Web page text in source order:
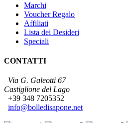
Marchi
Voucher Regalo
Affiliati
Lista dei Desideri
Speciali
CONTATTI
Via G. Galeotti 67
Castiglione del Lago
+39 348 7205352
info@bolledisapone.net